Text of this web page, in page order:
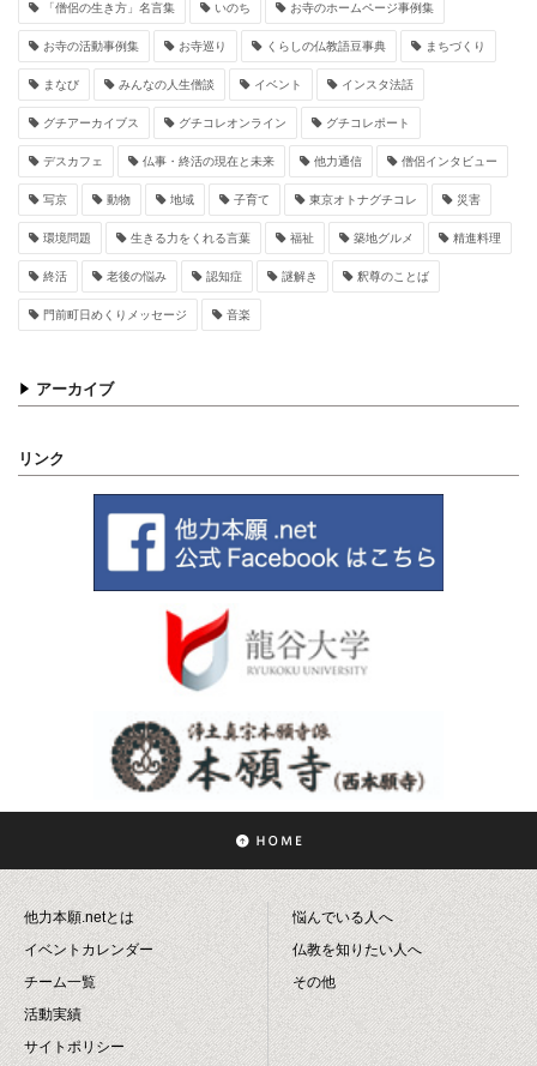
「僧侶の生き方」名言集 いのち お寺のホームページ事例集
お寺の活動事例集 お寺巡り くらしの仏教語豆事典 まちづくり
まなび みんなの人生僧談 イベント インスタ法話
グチアーカイブス グチコレオンライン グチコレポート
デスカフェ 仏事・終活の現在と未来 他力通信 僧侶インタビュー
写京 動物 地域 子育て 東京オトナグチコレ 災害
環境問題 生きる力をくれる言葉 福祉 築地グルメ 精進料理
終活 老後の悩み 認知症 謎解き 釈尊のことば
門前町日めくりメッセージ 音楽
アーカイブ
リンク
他力本願.netとは
イベントカレンダー
チーム一覧
活動実績
サイトポリシー
悩んでいる人へ
仏教を知りたい人へ
その他